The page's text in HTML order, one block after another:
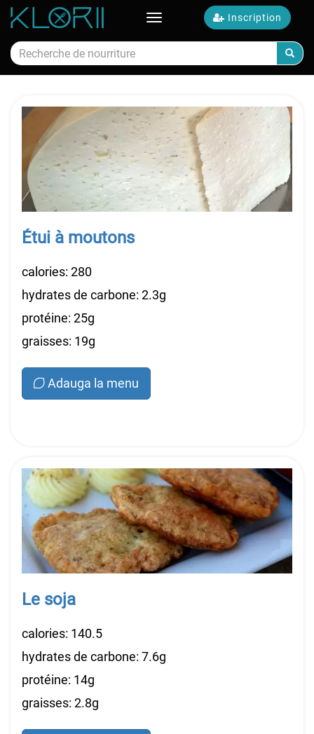
Inscription
Toggle
Calories alimentaires
Étui à moutons
calories: 280
hydrates de carbone: 2.3g
protéine: 25g
graisses: 19g
Adauga la menu
Le soja
calories: 140.5
hydrates de carbone: 7.6g
protéine: 14g
graisses: 2.8g